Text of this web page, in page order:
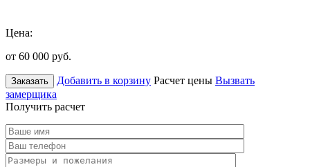
Цена:
от 60 000 руб.
Заказать Добавить в корзину Расчет цены Вызвать
замерщика
Получить расчет